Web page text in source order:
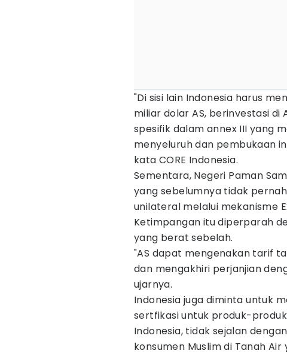
"Di sisi lain Indonesia harus
miliar dolar AS, berinvestasi
spesifik dalam annex III yang
menyeluruh dan pembukaan
kata CORE Indonesia.
Sementara, Negeri Paman
yang sebelumnya tidak
unilateral melalui mekanisme
Ketimpangan itu diperparah
yang berat sebelah.
"AS dapat mengenakan tarif
dan mengakhiri perjanjian
ujarnya.
Indonesia juga diminta untuk
sertfikasi untuk produk-produk
Indonesia, tidak sejalan
konsumen Muslim di Tanah